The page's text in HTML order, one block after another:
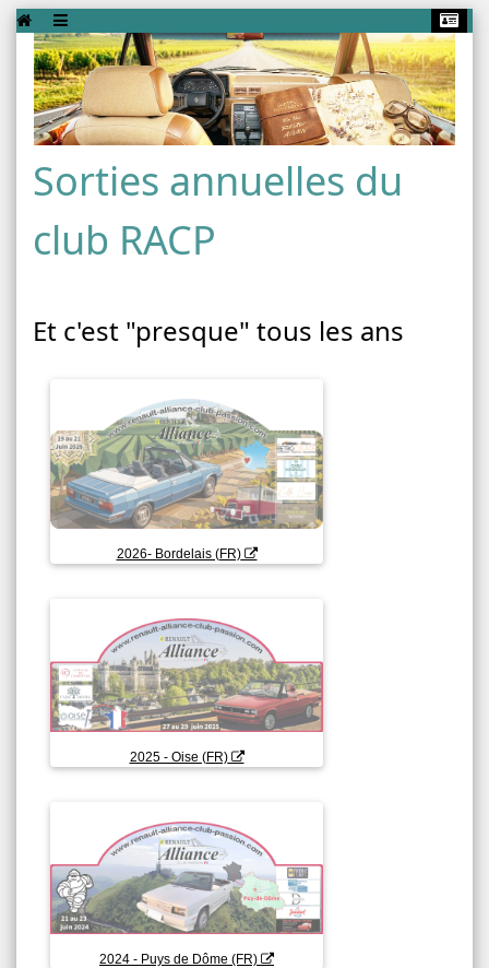
Sorties annuelles du
club RACP
Et c'est "presque" tous les ans
2026- Bordelais (FR)
2025 - Oise (FR)
2024 - Puys de Dôme (FR)